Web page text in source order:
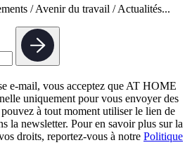
/ Avenir du travail / Actualités...
e-mail, vous acceptez que AT HOME
uniquement pour vous envoyer des
à tout moment utiliser le lien de
la newsletter. Pour en savoir plus sur la
droits, reportez-vous à notre Politique